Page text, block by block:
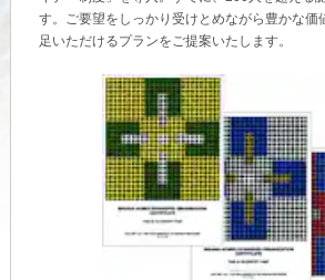
住まいの売却
これから住まいをご検
多彩な動画やこだわりが詰まった建築実例、
まいづくりを楽しく学べるデジタルラウンジ
ホームラウンジ 新築・戸建て
ホームラウンジ 土地活用・賃貸経営
実例動画や基礎知識、収納の工夫など、理想
ームの具体策とアイデアを豊富にご用意して
ホームラウンジ リフォーム
すべてのフィールドに新しい価値をデザイン
のまちづくりを実現していきます。
ミサワゼネラルソリューション
ミサワホームオーナーさま・リフォーム工事
ツや、ミサワホームからの大切なお知らせな
ミサワオーナーズクラブ
障がい者採用
ウエルネス事業
す。ご要望をしっかり受けとめながら豊かな価
足いただけるプランをご提案いたします。